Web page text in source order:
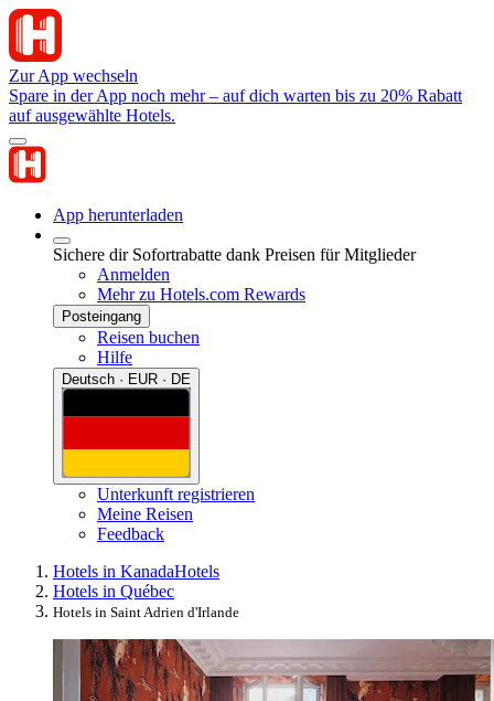
Zur App wechseln
Spare in der App noch mehr – auf dich warten bis zu 20% Rabatt
auf ausgewählte Hotels.
App herunterladen
Sichere dir Sofortrabatte dank Preisen für Mitglieder
Anmelden
Mehr zu Hotels.com Rewards
Posteingang
Reisen buchen
Hilfe
Deutsch · EUR · DE
Unterkunft registrieren
Meine Reisen
Feedback
Hotels in KanadaHotels
Hotels in Québec
Hotels in Saint Adrien d'Irlande